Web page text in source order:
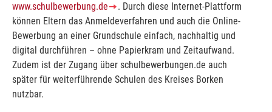
www.schulbewerbung.de
. Durch diese Internet-Plattform
können Eltern das Anmeldeverfahren und auch die Online-
Bewerbung an einer Grundschule einfach, nachhaltig und
digital durchführen – ohne Papierkram und Zeitaufwand.
Zudem ist der Zugang über schulbewerbungen.de auch
später für weiterführende Schulen des Kreises Borken
nutzbar.